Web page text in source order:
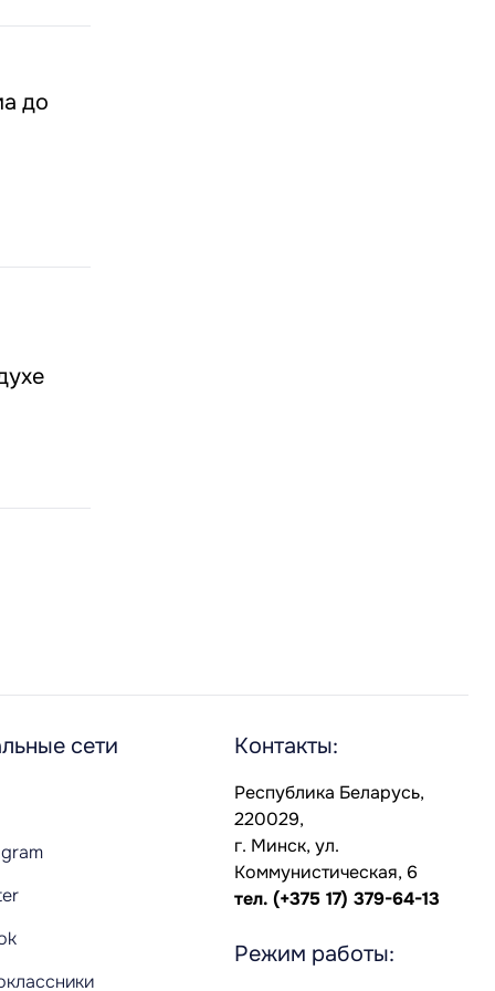
до
сети Контакты:
Республика Беларусь,
220029,
г. Минск, ул.
Коммунистическая, 6
тел. (+375 17) 379-64-13
Режим работы: